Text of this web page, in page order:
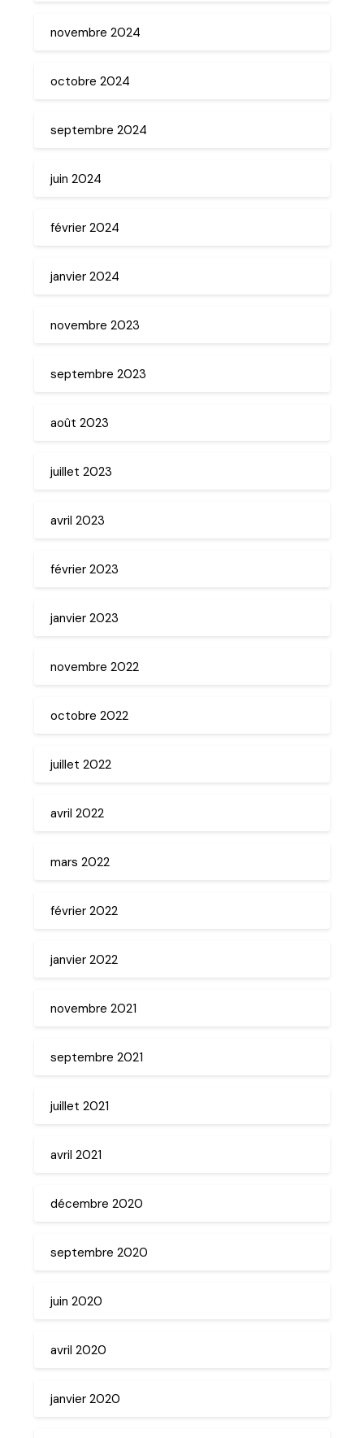
novembre 2024
octobre 2024
septembre 2024
juin 2024
février 2024
janvier 2024
novembre 2023
septembre 2023
août 2023
juillet 2023
avril 2023
février 2023
janvier 2023
novembre 2022
octobre 2022
juillet 2022
avril 2022
mars 2022
février 2022
janvier 2022
novembre 2021
septembre 2021
juillet 2021
avril 2021
décembre 2020
septembre 2020
juin 2020
avril 2020
janvier 2020